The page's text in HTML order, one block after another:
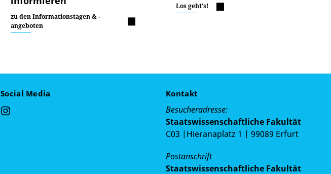
zu den Informationstagen & -
angeboten
Los geht's!
Social Media Kontakt
Besucheradresse:
Staatswissenschaftliche Fakultät
C03 |Hieranaplatz 1 | 99089 Erfurt
Postanschrift
Staatswissenschaftliche Fakultät